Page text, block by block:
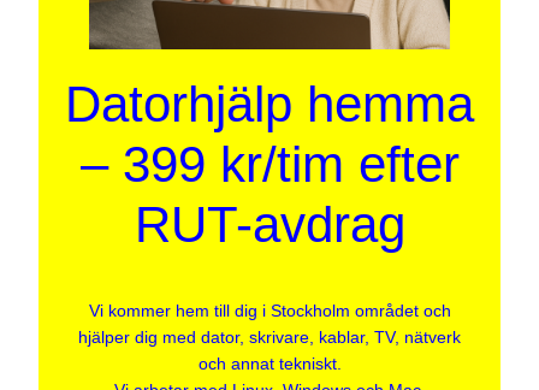
Datorhjälp hemma
– 399 kr/tim efter
RUT-avdrag
Vi kommer hem till dig i Stockholm området och
hjälper dig med dator, skrivare, kablar, TV, nätverk
och annat tekniskt.